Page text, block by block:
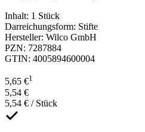
Inhalt: 1 Stück
Darreichungsform: Stifte
Hersteller: Wilco GmbH
PZN: 7287884
GTIN: 4005894600004
5,65 €1
5,54 €
5,54 € / Stück